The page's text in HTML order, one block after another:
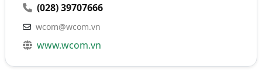
(028) 39707666
wcom@wcom.vn
www.wcom.vn